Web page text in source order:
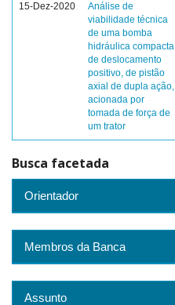
15-Dez-2020
Análise de
viabilidade técnica
de uma bomba
hidráulica compacta
de deslocamento
positivo, de pistão
axial de dupla ação,
acionada por
tomada de força de
um trator
Busca facetada
Orientador
Membros da Banca
Assunto